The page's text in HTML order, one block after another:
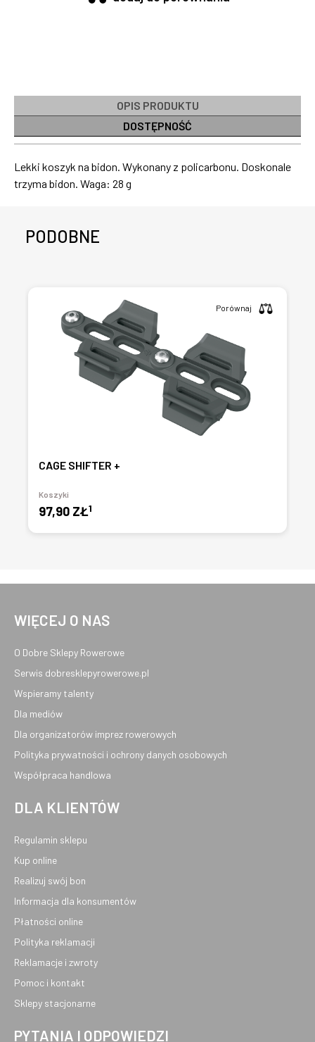
OPIS PRODUKTU
DOSTĘPNOŚĆ
Lekki koszyk na bidon. Wykonany z policarbonu. Doskonale
trzyma bidon. Waga: 28 g
PODOBNE
CAGE SHIFTER +
Koszyki
97,90 ZŁ1
Porównaj
WIĘCEJ O NAS
O Dobre Sklepy Rowerowe
Serwis dobresklepyrowerowe.pl
Wspieramy talenty
Dla mediów
Dla organizatorów imprez rowerowych
Polityka prywatności i ochrony danych osobowych
Współpraca handlowa
DLA KLIENTÓW
Regulamin sklepu
Kup online
Realizuj swój bon
Informacja dla konsumentów
Płatności online
Polityka reklamacji
Reklamacje i zwroty
Pomoc i kontakt
Sklepy stacjonarne
PYTANIA I ODPOWIEDZI